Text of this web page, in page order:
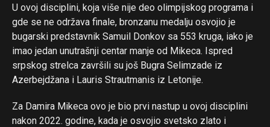
U ovoj disciplini, koja više nije deo olimpijskog programa i
gde se ne održava finale, bronzanu medalju osvojio je
bugarski predstavnik Samuil Donkov sa 553 kruga, iako je
imao jedan unutrašnji centar manje od Mikeca. Ispred
srpskog strelca završili su još Bugra Selimzade iz
Azerbejdžana i Lauris Strautmanis iz Letonije.
Za Damira Mikeca ovo je bio prvi nastup u ovoj disciplini
nakon 2022. godine, kada je osvojio svetsko zlato i